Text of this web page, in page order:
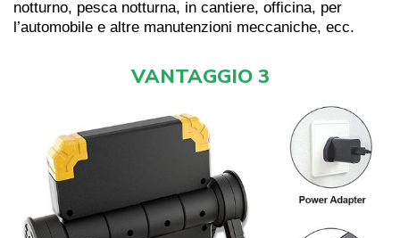
notturno, pesca notturna, in cantiere, officina, per
l’automobile e altre manutenzioni meccaniche, ecc.
VANTAGGIO 3